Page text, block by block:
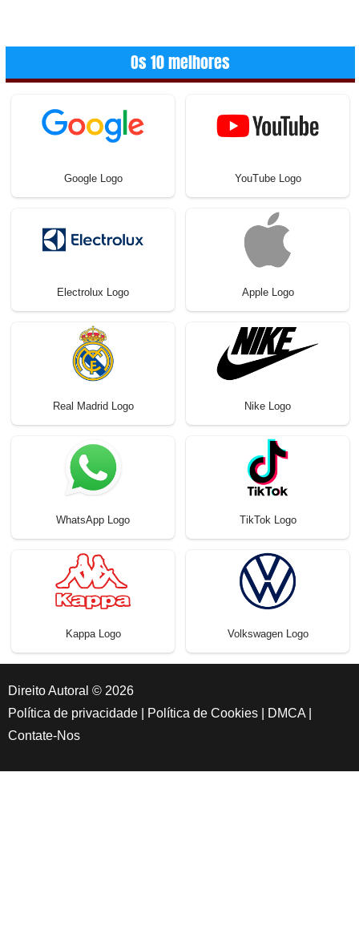
Os 10 melhores
Google Logo YouTube Logo
Electrolux Logo Apple Logo
Real Madrid Logo Nike Logo
WhatsApp Logo TikTok Logo
Kappa Logo Volkswagen Logo
Direito Autoral © 2026
Política de privacidade
Política de Cookies DMCA
Contate-Nos